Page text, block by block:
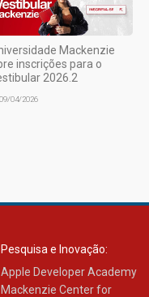
Mackenzie
inscrições para o
2026.2
09/04/2026
Pesquisa e Inovação:
Apple Developer Academy
Mackenzie Center for